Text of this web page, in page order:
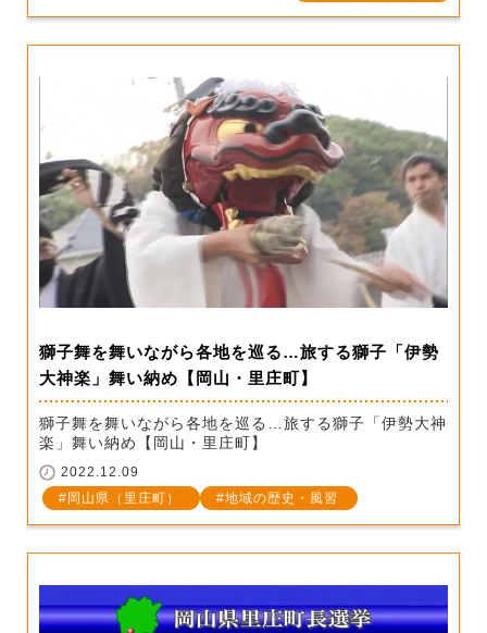
獅子舞を舞いながら各地を巡る…旅する獅子「伊勢
大神楽」舞い納め【岡山・里庄町】
獅子舞を舞いながら各地を巡る…旅する獅子「伊勢大神
楽」舞い納め【岡山・里庄町】
2022.12.09
岡山県（里庄町）
地域の歴史・風習